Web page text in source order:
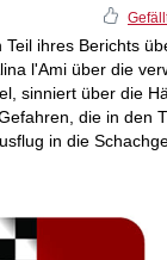
ihres Berichts
l'Ami über die
sinniert über die
die in den
in die